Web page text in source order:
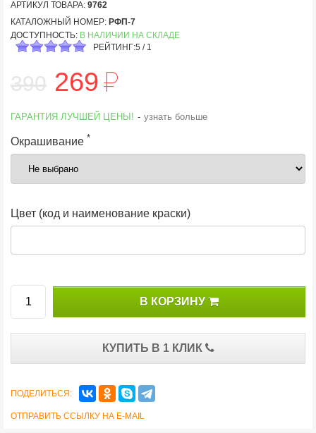
АРТИКУЛ ТОВАРА: 9762
КАТАЛОЖНЫЙ НОМЕР: РФП-7
ДОСТУПНОСТЬ: В НАЛИЧИИ НА СКЛАДЕ
РЕЙТИНГ:5 / 1
390 269й
ГАРАНТИЯ ЛУЧШЕЙ ЦЕНЫ! - узнать больше
Окрашивание *
Цвет (код и наименование краски)
В КОРЗИНУ
КУПИТЬ В 1 КЛИК
ПОДЕЛИТЬСЯ:
ОТПРАВИТЬ ССЫЛКУ НА E-MAIL